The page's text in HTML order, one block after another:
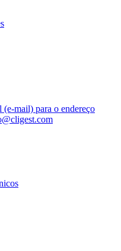
mail) para o endereço